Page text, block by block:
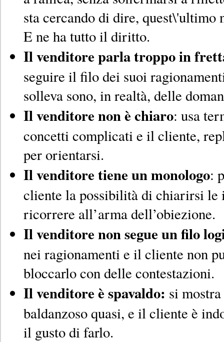
sta cercando di dire, quest\'ultimo
E ne ha tutto il diritto.
Il venditore parla troppo in
seguire il filo dei suoi
solleva sono, in realtà, delle
Il venditore non è chiaro: usa
concetti complicati e il cliente,
per orientarsi.
Il venditore tiene un monologo:
cliente la possibilità di chiarirsi le
ricorrere all’arma dell’obiezione.
Il venditore non segue un filo
nei ragionamenti e il cliente non
bloccarlo con delle contestazioni.
Il venditore è spavaldo: si
baldanzoso quasi, e il cliente è
il gusto di farlo.